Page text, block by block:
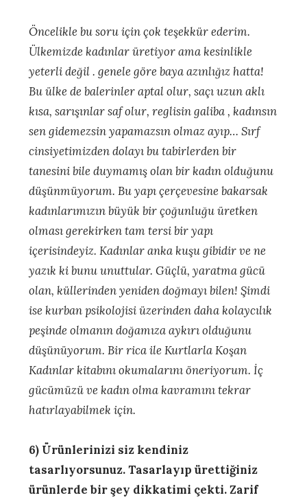
Öncelikle bu soru için çok teşekkür ederim.
Ülkemizde kadınlar üretiyor ama kesinlikle
yeterli değil . genele göre baya azınlığız hatta!
Bu ülke de balerinler aptal olur, saçı uzun aklı
kısa, sarışınlar saf olur, reglisin galiba , kadınsın
sen gidemezsin yapamazsın olmaz ayıp… Sırf
cinsiyetimizden dolayı bu tabirlerden bir
tanesini bile duymamış olan bir kadın olduğunu
düşünmüyorum. Bu yapı çerçevesine bakarsak
kadınlarımızın büyük bir çoğunluğu üretken
olması gerekirken tam tersi bir yapı
içerisindeyiz. Kadınlar anka kuşu gibidir ve ne
yazık ki bunu unuttular. Güçlü, yaratma gücü
olan, küllerinden yeniden doğmayı bilen! Şimdi
ise kurban psikolojisi üzerinden daha kolaycılık
peşinde olmanın doğamıza aykırı olduğunu
düşünüyorum. Bir rica ile Kurtlarla Koşan
Kadınlar kitabını okumalarını öneriyorum. İç
gücümüzü ve kadın olma kavramını tekrar
hatırlayabilmek için.
6) Ürünlerinizi siz kendiniz
tasarlıyorsunuz. Tasarlayıp ürettiğiniz
ürünlerde bir şey dikkatimi çekti. Zarif